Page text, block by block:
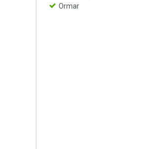
Ormar